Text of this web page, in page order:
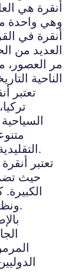
أنقرة هي
وهي واحدة
أنقرة في
العديد من
مر العصور،
الناحية
تعتبر
التقليدية التي تعكس الثقافة التركية الأصيلة.
تعتبر
حيث
الكبيرة.
ونظام مواصلات فعال يسهل التنقل فيها.